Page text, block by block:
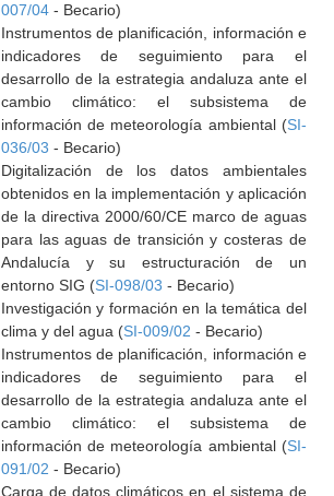
007/04- Becario)
Instrumentos de planificación, información e
indicadores de seguimiento para el
desarrollo de la estrategia andaluza ante el
cambio climático: el subsistema de
información de meteorología ambiental (SI-
036/03 - Becario)
Digitalización de los datos ambientales
obtenidos en la implementación y aplicación
de la directiva 2000/60/CE marco de aguas
para las aguas de transición y costeras de
Andalucía y su estructuración de un
entorno SIG (SI-098/03 - Becario)
Investigación y formación en la temática del
clima y del agua (SI-009/02 - Becario)
Instrumentos de planificación, información e
indicadores de seguimiento para el
desarrollo de la estrategia andaluza ante el
cambio climático: el subsistema de
información de meteorología ambiental (SI-
091/02 - Becario)
Carga de datos climáticos en el sistema de